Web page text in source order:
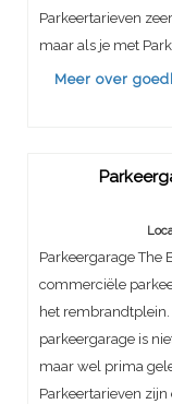
Parkeertarieven
maar als je met
Meer over
Parkeergarage The
commerciële
het rembrandtplein.
parkeergarage is
maar wel prima
Parkeertarieven zijn